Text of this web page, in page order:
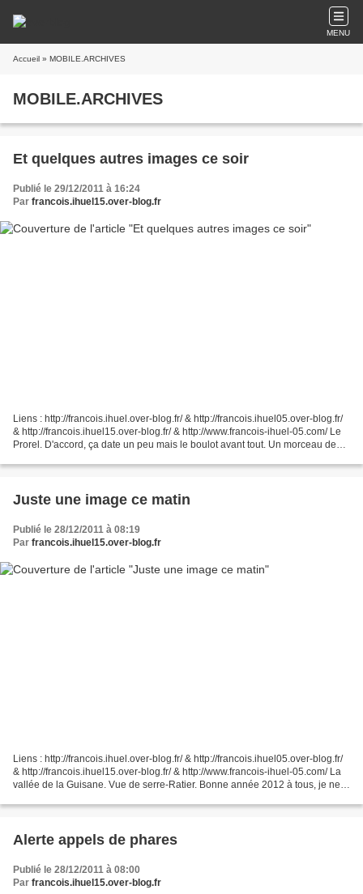
MENU
Accueil » MOBILE.ARCHIVES
MOBILE.ARCHIVES
Et quelques autres images ce soir
Publié le 29/12/2011 à 16:24
Par francois.ihuel15.over-blog.fr
Liens : http://francois.ihuel.over-blog.fr/ & http://francois.ihuel05.over-blog.fr/
& http://francois.ihuel15.over-blog.fr/ & http://www.francois-ihuel-05.com/ Le
Prorel. D'accord, ça date un peu mais le boulot avant tout. Un morceau de
Juste une image ce matin
Publié le 28/12/2011 à 08:19
Par francois.ihuel15.over-blog.fr
Liens : http://francois.ihuel.over-blog.fr/ & http://francois.ihuel05.over-blog.fr/
& http://francois.ihuel15.over-blog.fr/ & http://www.francois-ihuel-05.com/ La
vallée de la Guisane. Vue de serre-Ratier. Bonne année 2012 à tous, je ne
Alerte appels de phares
Publié le 28/12/2011 à 08:00
Par francois.ihuel15.over-blog.fr